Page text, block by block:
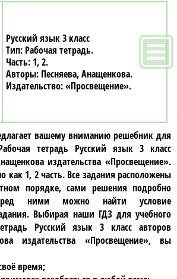
Русский язык 3 класс
Рабочая тетрадь
1, 2
Песняева, Анащенкова
«Просвещение»
вашему вниманию решебник для
тетрадь Русский язык 3 класc
издательства «Просвещение».
как 1, 2 часть. Все задания расположены
порядке, сами решения подробно
ними можно найти условие
Выбирая наши ГДЗ для учебного
Русский язык 3 класc авторов
издательства «Просвещение», вы
время;